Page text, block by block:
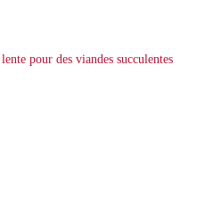
pour des viandes succulentes